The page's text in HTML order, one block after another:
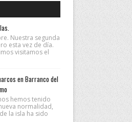
Nuestra segunda
esta vez de día.
visitamos el
en Barranco del
hemos tenido
normalidad,
la isla ha sido